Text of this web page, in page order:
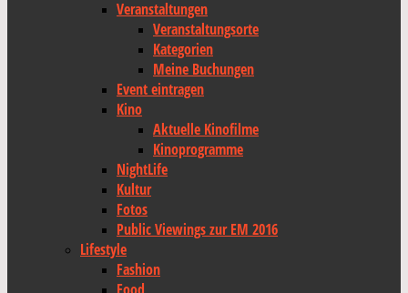
Veranstaltungen
Veranstaltungsorte
Kategorien
Meine Buchungen
Event eintragen
Kino
Aktuelle Kinofilme
Kinoprogramme
NightLife
Kultur
Fotos
Public Viewings zur EM 2016
Lifestyle
Fashion